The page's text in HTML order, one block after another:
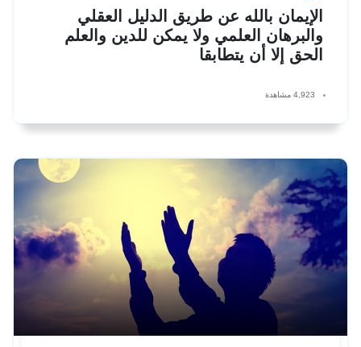
الإيمان بالله عن طريق الدليل العقلي
والبرهان العلمي ولا يمكن للدين والعلم
الحق إلا أن يتطابقا
4,923 مشاهدة